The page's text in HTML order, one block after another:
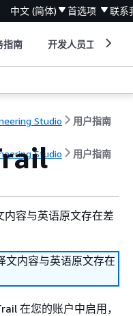
中文 (简体) 首选项 联系
指南 开发人员工具
Studio 用户指南
Studio 用户指南
容与英语原文存在差
文内容与英语原文存在
在您的账户中启用，